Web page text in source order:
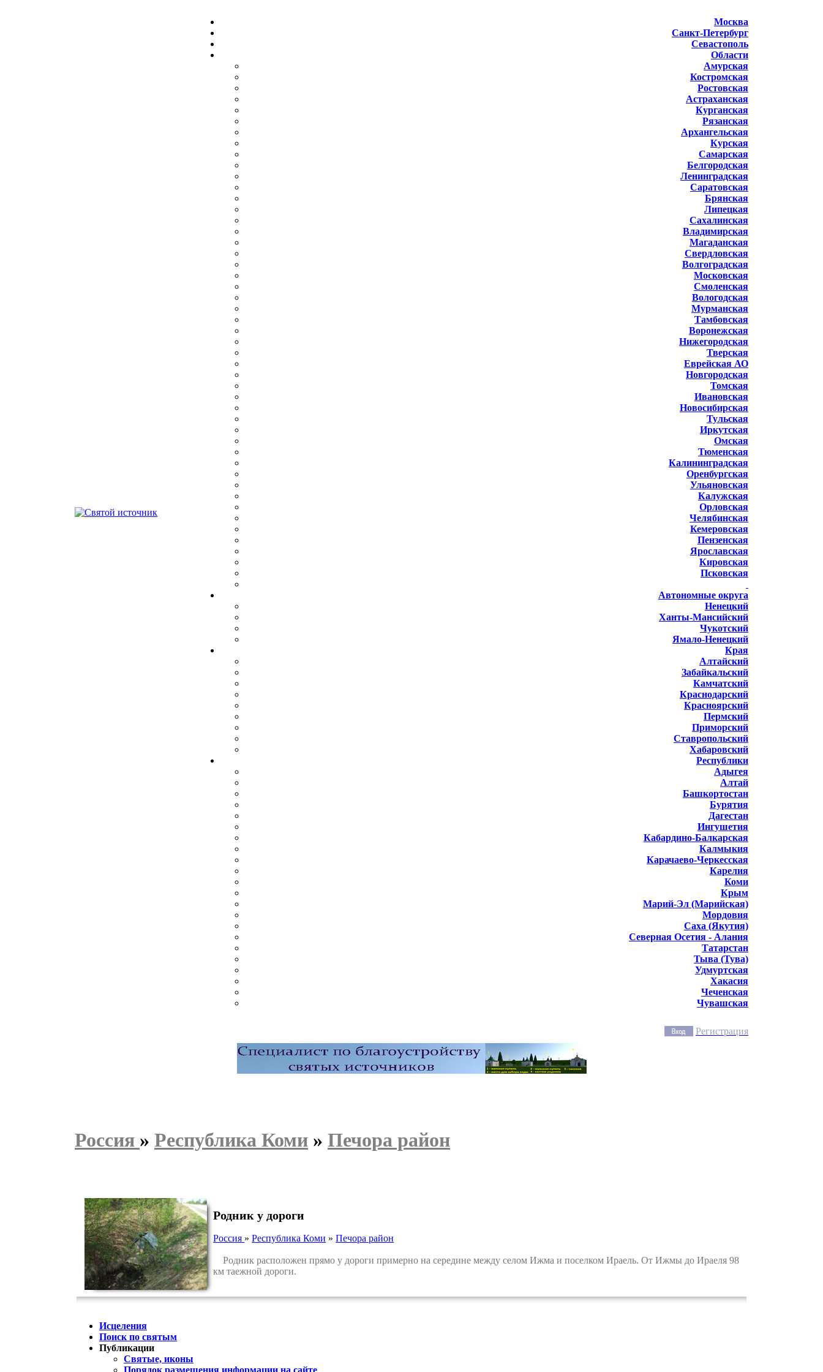
Москва
Санкт-Петербург
Севастополь
Области
Амурская
Костромская
Ростовская
Астраханская
Курганская
Рязанская
Архангельская
Курская
Самарская
Белгородская
Ленинградская
Саратовская
Брянская
Липецкая
Сахалинская
Владимирская
Магаданская
Свердловская
Волгоградская
Московская
Смоленская
Вологодская
Мурманская
Тамбовская
Воронежская
Нижегородская
Тверская
Еврейская АО
Новгородская
Томская
Ивановская
Новосибирская
Тульская
Иркутская
Омская
Тюменская
Калининградская
Оренбургская
Ульяновская
Калужская
Орловская
Челябинская
Кемеровская
Пензенская
Ярославская
Кировская
Псковская
Автономные округа
Ненецкий
Ханты-Мансийский
Чукотский
Ямало-Ненецкий
Края
Алтайский
Забайкальский
Камчатский
Краснодарский
Красноярский
Пермский
Приморский
Ставропольский
Хабаровский
Республики
Адыгея
Алтай
Башкортостан
Бурятия
Дагестан
Ингушетия
Кабардино-Балкарская
Калмыкия
Карачаево-Черкесская
Карелия
Коми
Крым
Марий-Эл (Марийская)
Мордовия
Саха (Якутия)
Северная Осетия - Алания
Татарстан
Тыва (Тува)
Удмуртская
Хакасия
Чеченская
Чувашская
Регистрация
Россия » Республика Коми » Печора район
Родник у дороги
Россия »Республика Коми »Печора район
Родник расположен прямо у дороги примерно на середине между селом Ижма и поселком Ираель. От Ижмы до Ираеля 98
км таежной дороги.
Исцеления
Поиск по святым
Публикации
Святые, иконы